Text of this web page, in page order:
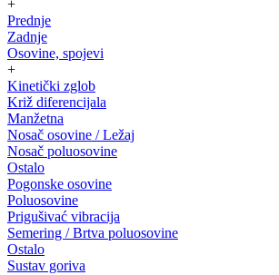
+
Prednje
Zadnje
Osovine, spojevi
+
Kinetički zglob
Križ diferencijala
Manžetna
Nosač osovine / Ležaj
Nosač poluosovine
Ostalo
Pogonske osovine
Poluosovine
Prigušivać vibracija
Semering / Brtva poluosovine
Ostalo
Sustav goriva